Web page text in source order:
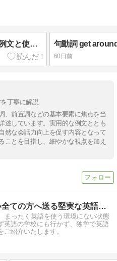
句動詞 get through の意味！例文と使い方を解説します
60日前
丁寧に解説
、前置詞などの基本要素に焦点を当
述しています。実用的な例文ととも
然な会話力向上を促す内容となって
ことを目指し、細やかな視点を加え
英語を学びたい全ての方へ送る堅実な英語独学方法〜過去の振返り
まったく英語を使う環境にない状態
英語の学校にも行かず、独学で英語
紹介いたします。